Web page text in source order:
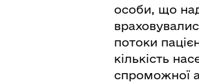
особи, що
потоки
кількість
спроможної